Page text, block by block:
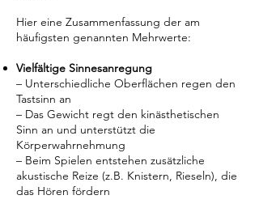
Hier eine Zusammenfassung der am
häufigsten genannten Mehrwerte:
Vielfältige Sinnesanregung
– Unterschiedliche Oberflächen regen den
Tastsinn an
– Das Gewicht regt den kinästhetischen
Sinn an und unterstützt die
Körperwahrnehmung
– Beim Spielen entstehen zusätzliche
akustische Reize (z.B. Knistern, Rieseln), die
das Hören fördern